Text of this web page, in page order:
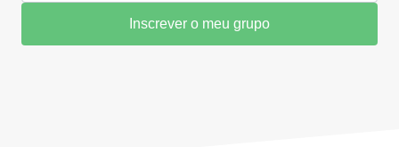
Inscrever o meu grupo